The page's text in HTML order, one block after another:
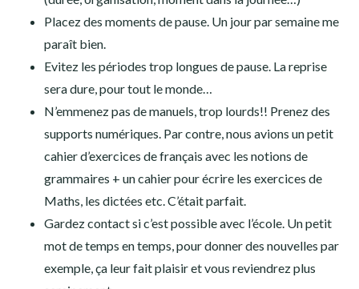
Placez des moments de pause. Un jour par semaine me
paraît bien.
Evitez les périodes trop longues de pause. La reprise
sera dure, pour tout le monde…
N’emmenez pas de manuels, trop lourds!! Prenez des
supports numériques. Par contre, nous avions un petit
cahier d’exercices de français avec les notions de
grammaires + un cahier pour écrire les exercices de
Maths, les dictées etc. C’était parfait.
Gardez contact si c’est possible avec l’école. Un petit
mot de temps en temps, pour donner des nouvelles par
exemple, ça leur fait plaisir et vous reviendrez plus